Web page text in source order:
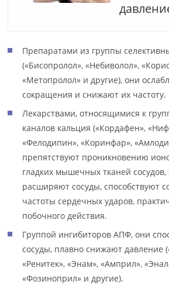
Препаратами из группы
(«Бисопролол», «Небиволол»,
«Метопролол» и другие), они
сокращения и снижают их частоту.
Лекарствами, относящимися к
каналов кальция («Кордафен»,
«Фелодипин», «Коринфар»,
препятствуют проникновению
гладких мышечных тканей
расширяют сосуды, способствуют
частоты сердечных ударов,
побочного действия.
Группой ингибиторов АПФ, они
сосуды, плавно снижают давление
«Ренитек», «Энам», «Амприл»,
«Фозиноприл» и другие).